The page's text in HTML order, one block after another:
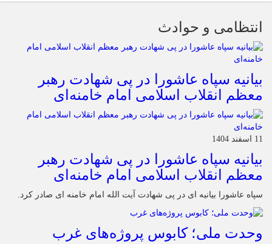
انتظامی و حوادث
بیانیه سپاه عاشورا در پی شهادت رهبر
معظم انقلاب اسلامی امام خامنه‌ای
11 اسفند 1404
بیانیه سپاه عاشورا در پی شهادت رهبر
معظم انقلاب اسلامی امام خامنه‌ای
سپاه عاشورا بیانیه ای در پی شهادت آیت الله امام خامنه ای صادر کرد.
وحدت ملی؛ کابوس پروژه‌های غرب